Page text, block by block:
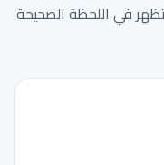
في اللحظة الصحيحة